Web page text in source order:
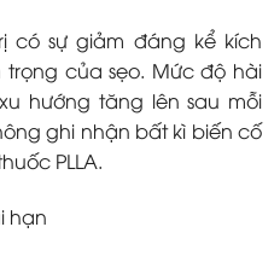
có sự giảm đáng kể kích
của sẹo. Mức độ hài
hướng tăng lên sau mỗi
ghi nhận bất kì biến cố
PLLA.
hạn